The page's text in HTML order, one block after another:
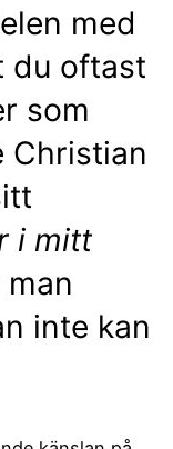
med
du oftast
som
Christian
i mitt
inte kan